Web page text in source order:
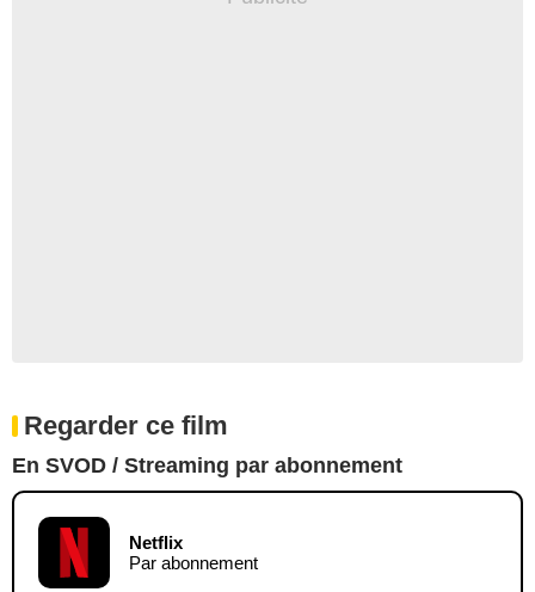
Regarder ce film
En SVOD / Streaming par abonnement
Netflix
Par abonnement